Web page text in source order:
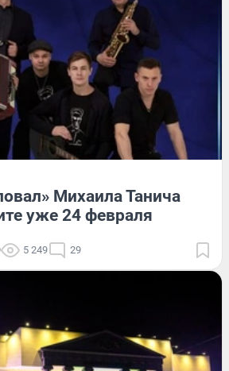
Михаила Танича
уже 24 февраля
5 249 29